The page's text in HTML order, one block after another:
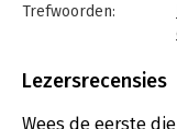
prosperity. Riveting
triumphs, and
entrepreneurship,
Rich with lessons
Trefwoorden:
Bindwijze:
Uitgever:
Lezersrecensies
Wees de eerste